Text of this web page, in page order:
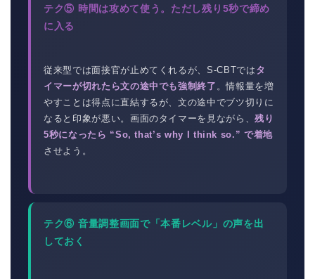
テク⑤ 時間は攻めて使う。ただし残り5秒で締め
に入る
従来型では面接官が止めてくれるが、S-CBTでは タ
イマーが切れたら文の途中でも強制終了 。情報量を増
やすことは得点に直結するが、文の途中でブツ切りに
なると印象が悪い。画面のタイマーを見ながら、残り
5秒になったら “So, that’s why I think so.” で着地
させよう。
テク⑥ 音量調整画面で「本番レベル」の声を出
しておく